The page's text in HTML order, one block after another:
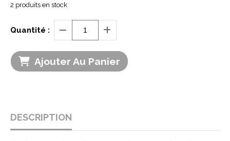
2 produits en stock
Quantité :
Ajouter Au Panier
DESCRIPTION